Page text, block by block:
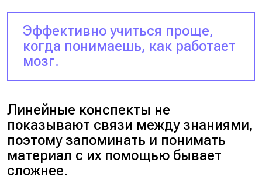
Эффективно учиться проще,
когда понимаешь, как работает
мозг.
Линейные конспекты не
показывают связи между знаниями,
поэтому запоминать и понимать
материал с их помощью бывает
сложнее.